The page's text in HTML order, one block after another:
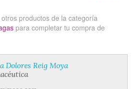
otros productos de la categoría
para completar tu compra de
Dolores Reig Moya